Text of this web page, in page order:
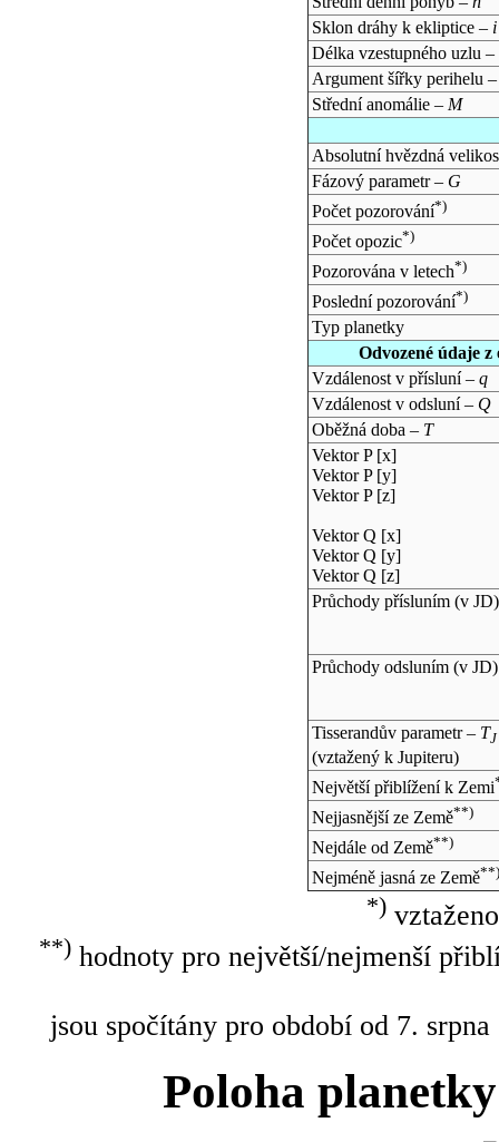
Sklon dráhy k ekliptice – i
Délka vzestupného uzlu –
Argument šířky perihelu
Střední anomálie – M
Absolutní hvězdná
Fázový parametr – G
Počet pozorování*)
Počet opozic*)
Pozorována v letech*)
Poslední pozorování*)
Typ planetky
Odvozené údaje
Vzdálenost v přísluní – q
Vzdálenost v odsluní – Q
Oběžná doba – T
Vektor P [x]
Vektor P [y]
Vektor P [z]
Vektor Q [x]
Vektor Q [y]
Vektor Q [z]
Průchody přísluním (v JD)
Průchody odsluním (v JD)
Tisserandův parametr – TJ
(vztažený k Jupiteru)
Největší přiblížení k Zemi
Nejjasnější ze Země**)
Nejdále od Země**)
Nejméně jasná ze Země**)
*)
**)hodnoty pro největší/nejmenší
jsou spočítány pro období od 7.
Poloha